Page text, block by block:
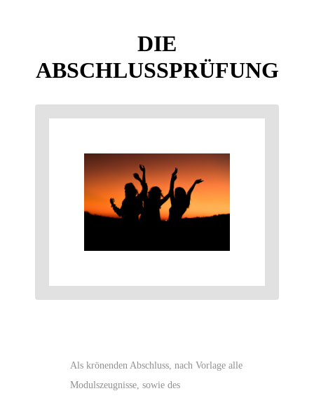
KONTAKT
DIE
ABSCHLUSSPRÜFUNG
Als krönenden Abschluss, nach Vorlage alle
Modulszeugnisse, sowie des